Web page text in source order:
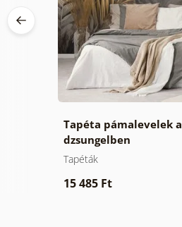
Tapéta pámalevelek a
dzsungelben
Tapéták
15 485 Ft